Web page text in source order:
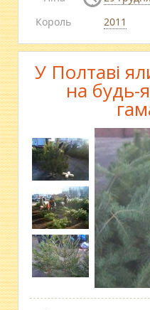
Король
2011
У Полтаві
на будь-